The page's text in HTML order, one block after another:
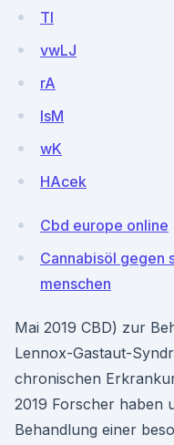
TI
vwLJ
rA
IsM
wK
HAcek
Cbd europe online
Cannabisöl gegen
menschen
Mai 2019 CBD) zur
Lennox-Gastaut-
chronischen
2019 Forscher haben
Behandlung einer